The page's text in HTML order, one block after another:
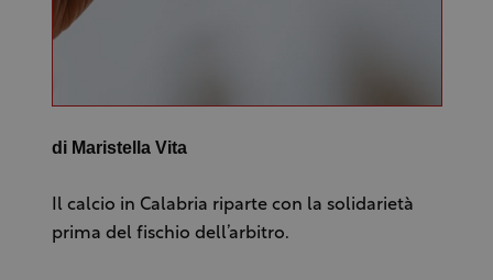
di Maristella Vita
Il calcio in Calabria riparte con la solidarietà
prima del fischio dell’arbitro.